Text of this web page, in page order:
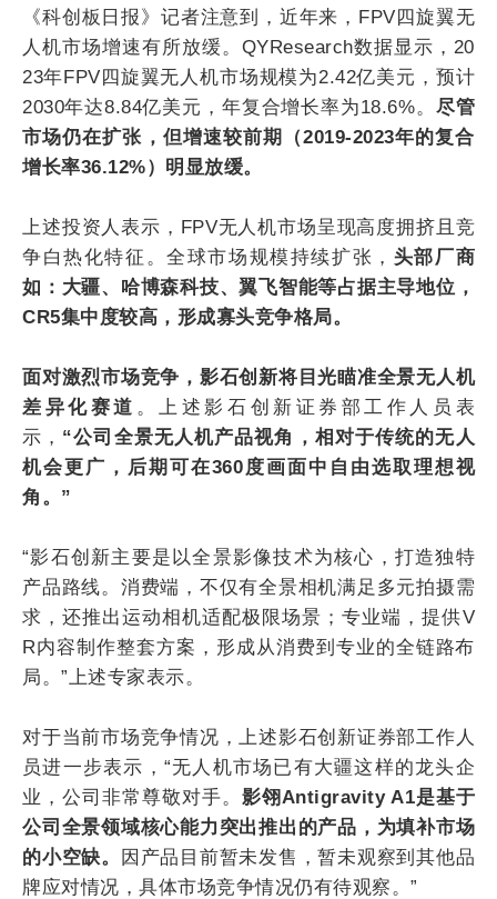
《科创板日报》记者注意到，近年来，FPV四旋翼无
人机市场增速有所放缓。QYResearch数据显示，20
23年FPV四旋翼无人机市场规模为2.42亿美元，预计
2030年达8.84亿美元，年复合增长率为18.6%。 尽管
市场仍在扩张，但增速较前期（2019-2023年的复合
增长率36.12%）明显放缓。
上述投资人表示，FPV无人机市场呈现高度拥挤且竞
争白热化特征。全球市场规模持续扩张， 头部厂商
如：大疆、哈博森科技、翼飞智能等占据主导地位，
CR5集中度较高，形成寡头竞争格局。
面对激烈市场竞争，影石创新将目光瞄准全景无人机
差异化赛道 。上述影石创新证券部工作人员表
示， “公司全景无人机产品视角，相对于传统的无人
机会更广，后期可在360度画面中自由选取理想视
角。”
“影石创新主要是以全景影像技术为核心，打造独特
产品路线。消费端，不仅有全景相机满足多元拍摄需
求，还推出运动相机适配极限场景；专业端，提供V
R内容制作整套方案，形成从消费到专业的全链路布
局。”上述专家表示。
对于当前市场竞争情况，上述影石创新证券部工作人
员进一步表示，“无人机市场已有大疆这样的龙头企
业，公司非常尊敬对手。 影翎Antigravity A1是基于
公司全景领域核心能力突出推出的产品，为填补市场
的小空缺。
因产品目前暂未发售，暂未观察到其他品
牌应对情况，具体市场竞争情况仍有待观察。”